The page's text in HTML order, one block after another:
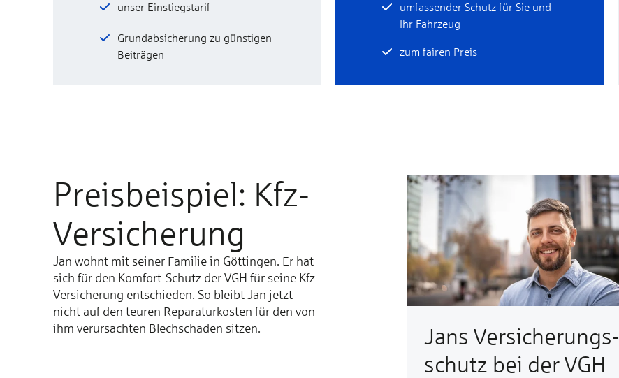
unser Einstiegstarif
Grundabsicherung zu günstigen
Beiträgen
umfassender Schutz für Sie und
Ihr Fahrzeug
zum fairen Preis
Preisbeispiel: Kfz-
Versicherung
Jan wohnt mit seiner Familie in Göttingen. Er hat
sich für den Komfort-Schutz der VGH für seine Kfz-
Versicherung entschieden. So bleibt Jan jetzt
nicht auf den teuren Reparaturkosten für den von
ihm verursachten Blechschaden sitzen.
Jans Ver­sicherungs­
schutz bei der VGH